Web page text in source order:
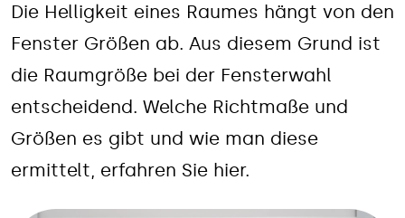
Die Helligkeit eines Raumes hängt von den
Fenster Größen ab. Aus diesem Grund ist
die Raumgröße bei der Fensterwahl
entscheidend. Welche Richtmaße und
Größen es gibt und wie man diese
ermittelt, erfahren Sie hier.